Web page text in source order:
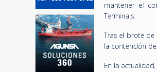
mantener el
Terminals.
Tras el brote de
la contención
En la